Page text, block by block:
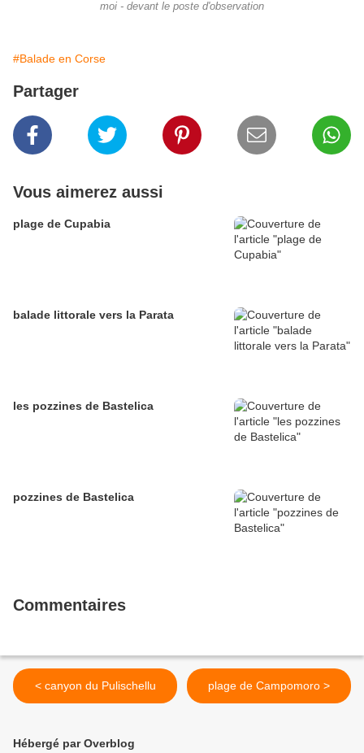
moi - devant le poste d'observation
#Balade en Corse
Partager
Vous aimerez aussi
plage de Cupabia
balade littorale vers la Parata
les pozzines de Bastelica
pozzines de Bastelica
Commentaires
< canyon du Pulischellu plage de Campomoro >
Hébergé par Overblog